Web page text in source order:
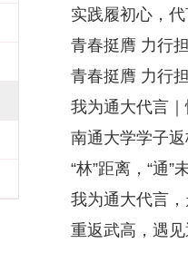
实践履初心，
青春挺膺 力行
青春挺膺 力行
我为通大代言
南通大学学子
“林”距离，“通
我为通大代言
重返武高，遇